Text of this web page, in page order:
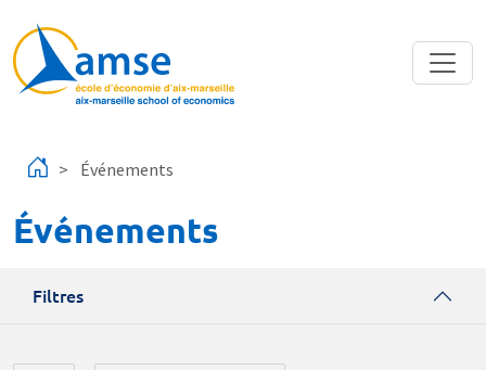
Événements
Événements
Filtres